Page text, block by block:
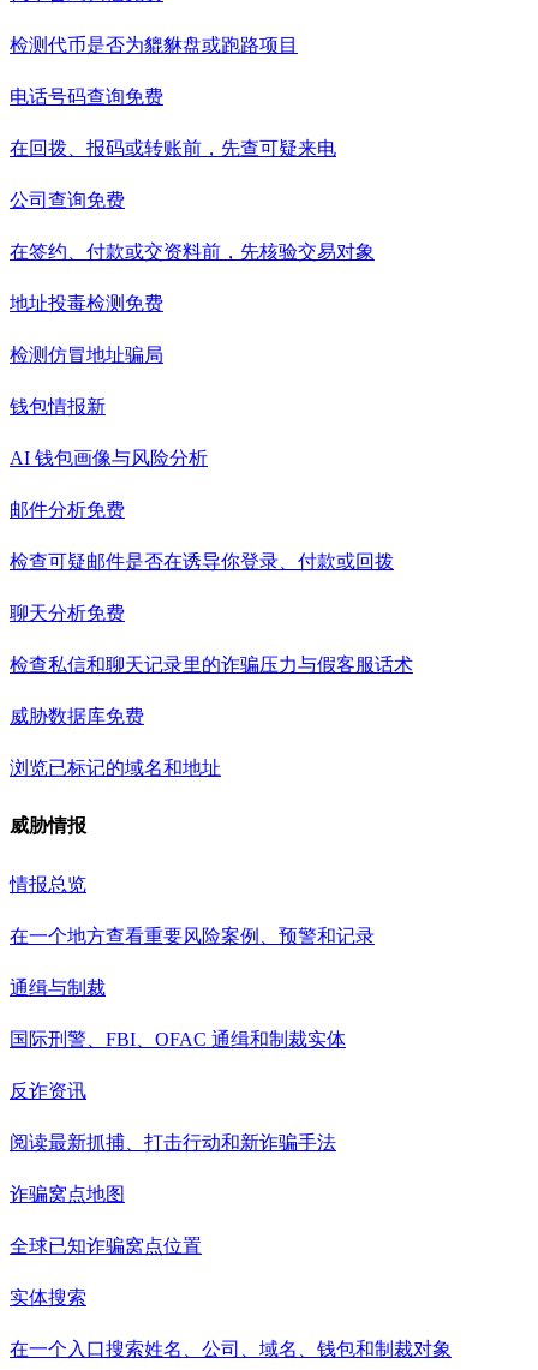
检测代币是否为貔貅盘或跑路项目
电话号码查询免费
在回拨、报码或转账前，先查可疑来电
公司查询免费
在签约、付款或交资料前，先核验交易对象
地址投毒检测 免费
检测仿冒地址骗局
钱包情报新
AI 钱包画像与风险分析
邮件分析免费
检查可疑邮件是否在诱导你登录、付款或回拨
聊天分析免费
检查私信和聊天记录里的诈骗压力与假客服话术
威胁数据库免费
浏览已标记的域名和地址
威胁情报
情报总览
在一个地方查看重要风险案例、预警和记录
通缉与制裁
国际刑警、FBI、OFAC 通缉和制裁实体
反诈资讯
阅读最新抓捕、打击行动和新诈骗手法
诈骗窝点地图
全球已知诈骗窝点位置
实体搜索
在一个入口搜索姓名、公司、域名、钱包和制裁对象